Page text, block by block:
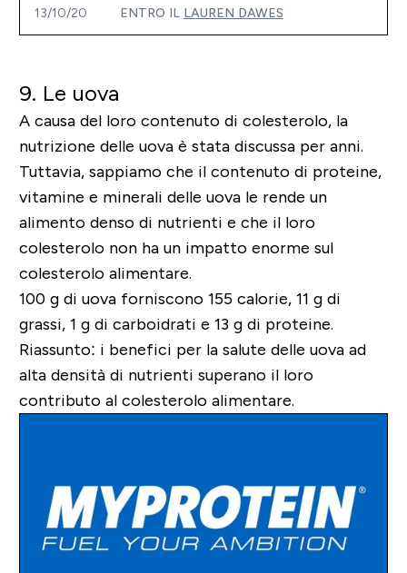
13/10/20 ENTRO IL LAUREN DAWES
9. Le uova
A causa del loro contenuto di colesterolo, la
nutrizione delle uova è stata discussa per anni.
Tuttavia, sappiamo che il contenuto di proteine,
vitamine e minerali delle uova le rende un
alimento denso di nutrienti e che il loro
colesterolo non ha un impatto enorme sul
colesterolo alimentare.
100 g di uova forniscono 155 calorie, 11 g di
grassi, 1 g di carboidrati e 13 g di proteine.
Riassunto: i benefici per la salute delle uova ad
alta densità di nutrienti superano il loro
contributo al colesterolo alimentare.